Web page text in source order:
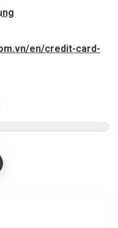
en/credit-card-